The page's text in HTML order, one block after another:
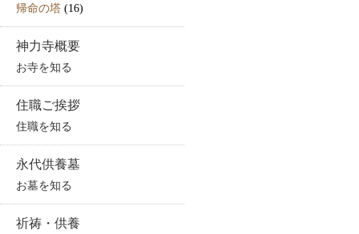
帰命の塔 (16)
神力寺概要
お寺を知る
住職ご挨拶
住職を知る
永代供養墓
お墓を知る
祈祷・供養